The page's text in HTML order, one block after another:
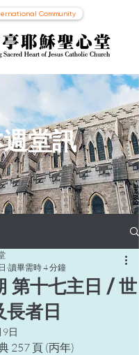
Community
堂訊
第十七主日 / 世
者日
讀畢需時 4 分鐘
日
257 頁 (丙年)